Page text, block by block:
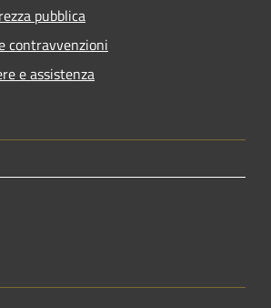
pubblica
contravvenzioni
e assistenza